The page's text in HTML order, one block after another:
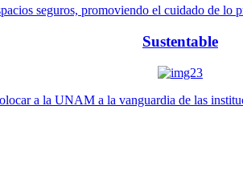
seguros, promoviendo el cuidado de
Sustentable
a la UNAM a la vanguardia de las